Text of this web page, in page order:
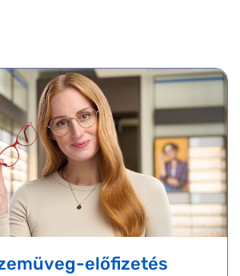
előfizetés